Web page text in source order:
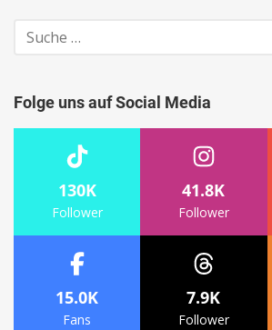
Suche
nach:
Folge uns auf Social Media
130K
Follower
41.8K
Follower
15.0K
Fans
7.9K
Follower